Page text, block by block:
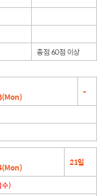
총점 60점 이상
-
21일
수)